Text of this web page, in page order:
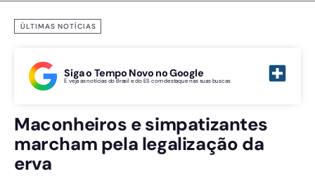
ÚLTIMAS NOTÍCIAS
Siga o Tempo Novo no Google
E veja as notícias do Brasil e do ES com destaque nas suas buscas
Maconheiros e simpatizantes
marcham pela legalização da
erva